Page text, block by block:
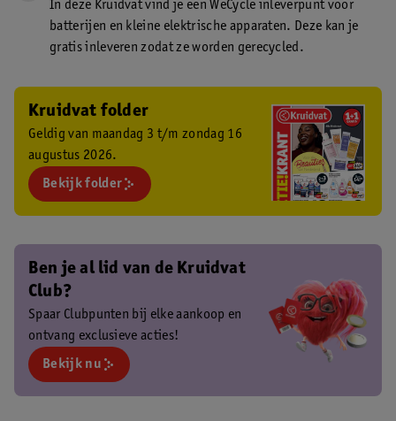
In deze Kruidvat vind je een WeCycle inleverpunt voor
batterijen en kleine elektrische apparaten. Deze kan je
gratis inleveren zodat ze worden gerecycled.
Kruidvat folder
Geldig van maandag 3 t/m zondag 16
augustus 2026.
Bekijk folder
Ben je al lid van de Kruidvat
Club?
Spaar Clubpunten bij elke aankoop en
ontvang exclusieve acties!
Bekijk nu